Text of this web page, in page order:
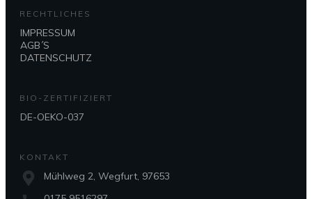
RECHTLICHES
IMPRESSUM
AGB´S
DATENSCHUTZ
BIO-ZERTIFIZIERT
DE-OEKO-037
KONTAKT
Mühlweg 2, Wegfurt, 97653